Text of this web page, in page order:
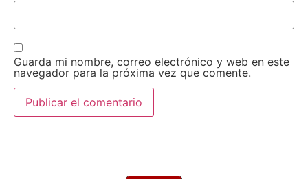
Guarda mi nombre, correo electrónico y web en este
navegador para la próxima vez que comente.